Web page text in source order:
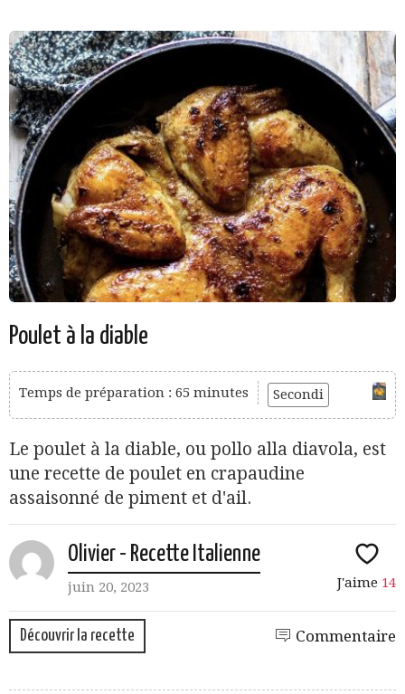
Poulet à la diable
Temps de préparation : 65 minutes Secondi
Le poulet à la diable, ou pollo alla diavola, est
une recette de poulet en crapaudine
assaisonné de piment et d'ail.
Olivier - Recette Italienne
juin 20, 2023 J'aime 14
Découvrir la recette Commentaire